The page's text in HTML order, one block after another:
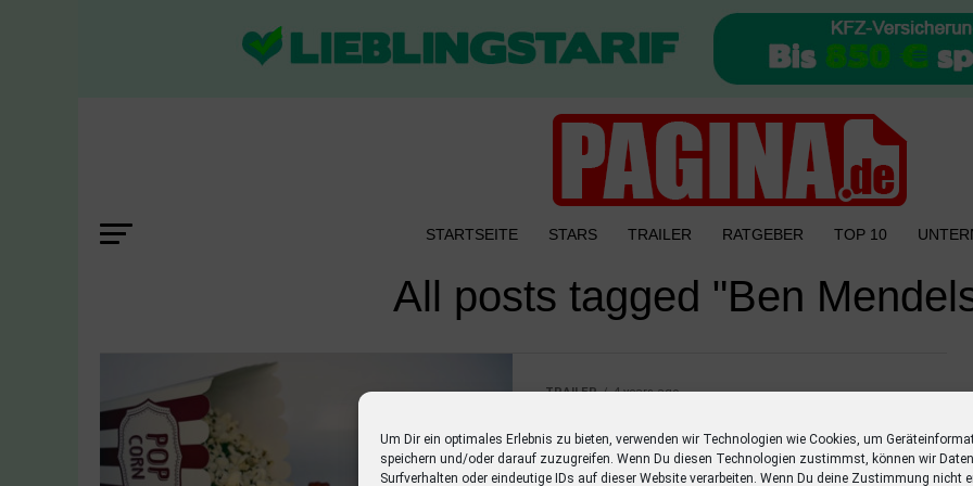
Um Dir ein optimales Erlebnis zu bieten, verwenden wir Technologien wie Cookies, um
speichern und/oder darauf zuzugreifen. Wenn Du diesen Technologien zustimmst, können wir
Surfverhalten oder eindeutige IDs auf dieser Website verarbeiten. Wenn Du deine Zustimmung nicht
STARTSEITE STARS TRAILER RATGEBER TOP 10
All posts tagged "Ben
TRAILER 4 years ago
Entdecke alle Trailer zu neuen Kinofilmen im